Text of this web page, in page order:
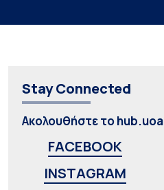
Stay Connected
Ακολουθήστε το
FACEBOOK
INSTAGRAM